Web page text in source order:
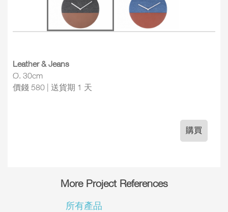
Leather & Jeans
Ø. 30cm
價錢 580 | 送貨期 1 天
購買
More Project References
所有產品